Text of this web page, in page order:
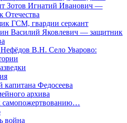
Зотов Игнатий Иванович —
Отечества
ГСМ, гвардии сержант
Василий Яковлевич — защитник
В.Н. Село Уварово:
капитана Федосеева
архива
самопожертвованию…
война